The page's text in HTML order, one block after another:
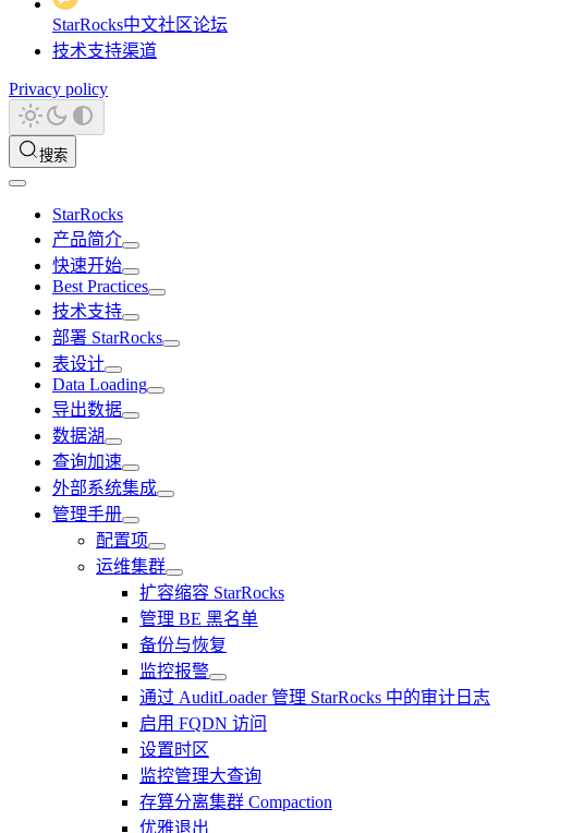
StarRocks中文社区论坛
技术支持渠道
Privacy policy
搜索
StarRocks
产品简介
快速开始
Best Practices
技术支持
部署 StarRocks
表设计
Data Loading
导出数据
数据湖
查询加速
外部系统集成
管理手册
配置项
运维集群
扩容缩容 StarRocks
管理 BE 黑名单
备份与恢复
监控报警
通过 AuditLoader 管理 StarRocks 中的审计日志
启用 FQDN 访问
设置时区
监控管理大查询
存算分离集群 Compaction
优雅退出